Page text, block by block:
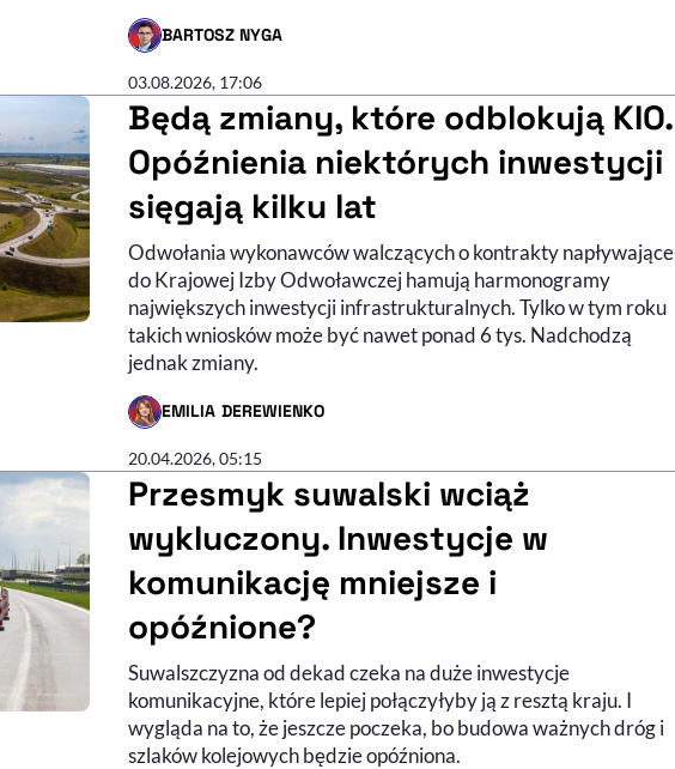
BARTOSZ NYGA
- AUTOR ARTYKUŁU - PROFIL
03.08.2026, 17:06
Będą zmiany, które odblokują KIO.
Opóźnienia niektórych inwestycji
sięgają kilku lat
Odwołania wykonawców walczących o kontrakty napływające
do Krajowej Izby Odwoławczej hamują harmonogramy
największych inwestycji infrastrukturalnych. Tylko w tym roku
takich wniosków może być nawet ponad 6 tys. Nadchodzą
jednak zmiany.
EMILIA DEREWIENKO
- AUTOR ARTYKUŁU - PROFIL
20.04.2026, 05:15
Przesmyk suwalski wciąż
wykluczony. Inwestycje w
komunikację mniejsze i
opóźnione?
Suwalszczyzna od dekad czeka na duże inwestycje
komunikacyjne, które lepiej połączyłyby ją z resztą kraju. I
wygląda na to, że jeszcze poczeka, bo budowa ważnych dróg i
szlaków kolejowych będzie opóźniona.